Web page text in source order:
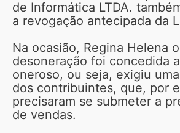
de Informática LTDA.
a revogação antecipada da
Na ocasião, Regina Helena
desoneração foi concedida
oneroso, ou seja, exigiu
dos contribuintes, que, por
precisaram se submeter a
de vendas.